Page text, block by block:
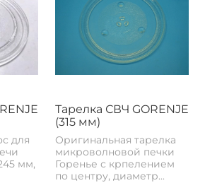
для
мм,
Тарелка СВЧ GORENJE
(315 мм)
Оригинальная тарелка
микроволновой печки
Горенье с крпелением
по центру, диаметр...